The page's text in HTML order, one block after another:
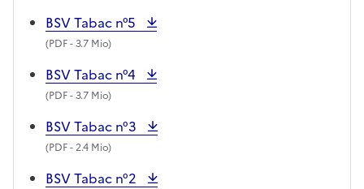
BSV Tabac n°5
(PDF- 3.7 Mio)
BSV Tabac n°4
(PDF- 3.7 Mio)
BSV Tabac n°3
(PDF- 2.4 Mio)
BSV Tabac n°2